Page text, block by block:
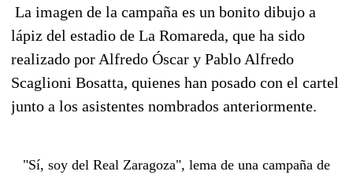
La imagen de la campaña es un bonito dibujo a
lápiz del estadio de La Romareda, que ha sido
realizado por Alfredo Óscar y Pablo Alfredo
Scaglioni Bosatta, quienes han posado con el cartel
junto a los asistentes nombrados anteriormente.
"Sí, soy del Real Zaragoza", lema de una campaña de